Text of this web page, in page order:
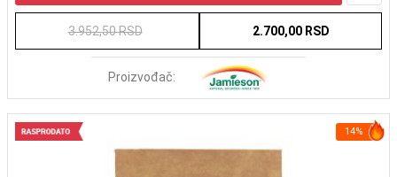
3.952,50 RSD 2.700,00 RSD
Proizvođač:
14%